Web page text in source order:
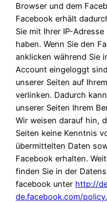
Browser und dem
Facebook erhält
Sie mit Ihrer IP-
haben. Wenn Sie den
anklicken während Sie
Account eingeloggt
unserer Seiten auf
verlinken. Dadurch
unserer Seiten Ihrem
Wir weisen darauf hin,
Seiten keine Kenntnis
übermittelten Daten
Facebook erhalten.
finden Sie in der
facebook unter http://
de.facebook.com/